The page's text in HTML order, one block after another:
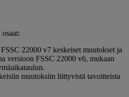
22000 v7 keskeiset muutokset ja
versioon FSSC 22000 v6, mukaan
muutoksiin liittyvistä tavoitteista